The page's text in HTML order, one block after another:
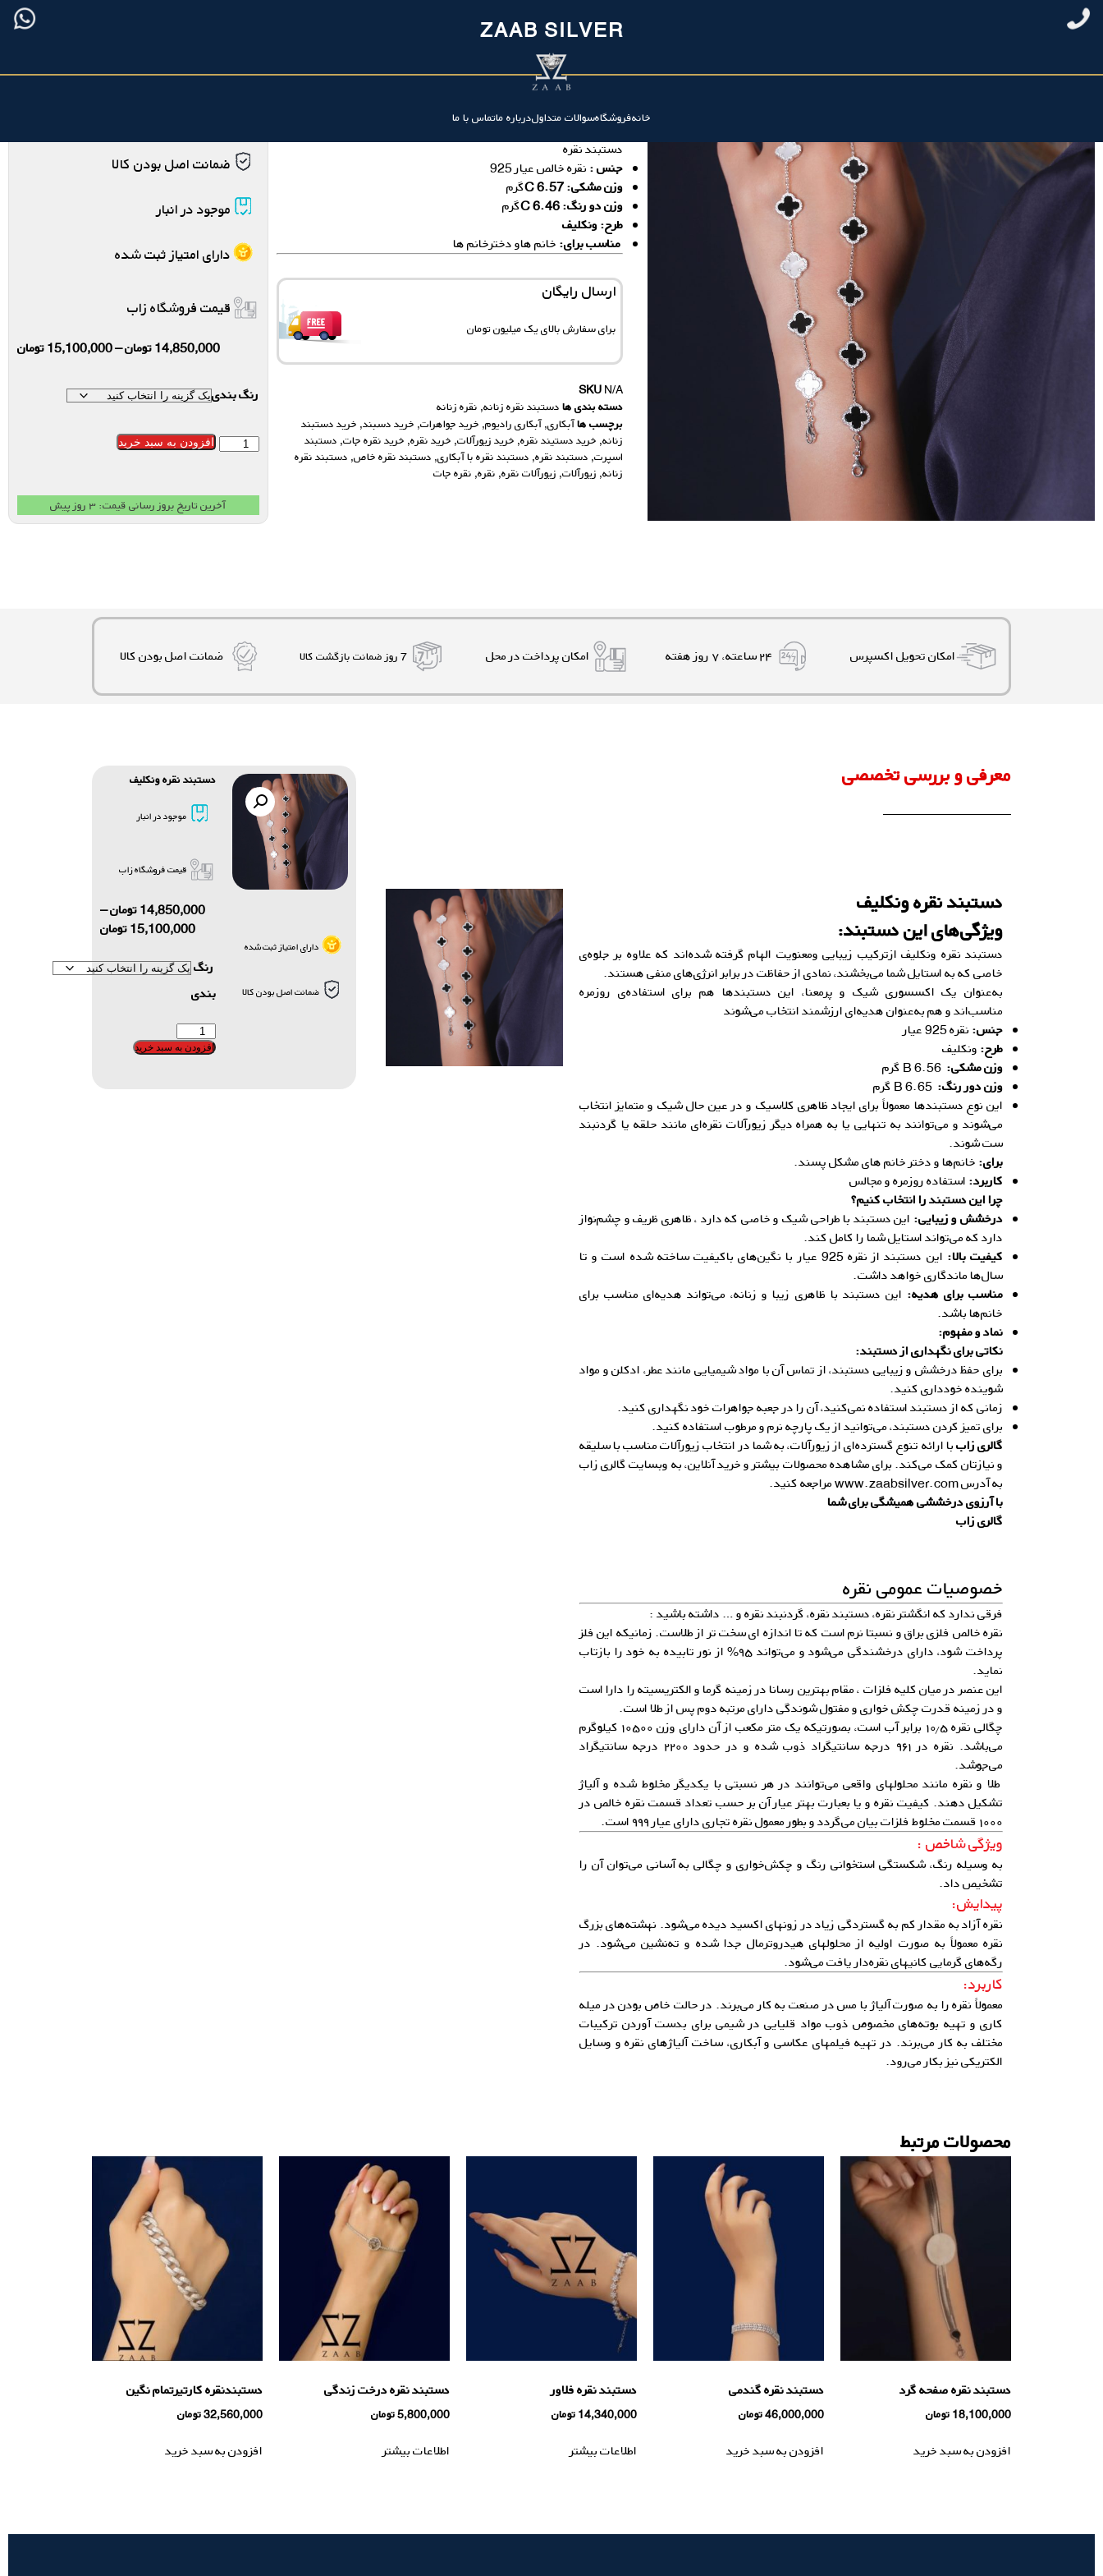
ZAAB SILVER
خانهفروشگاهسوالات متداولدرباره ماتماس با ما
خانه/
دستبند نقره ونکلیف
دستبند نقره
جنس : نقره خالص عیار 925
وزن مشکی: 6.57 C
گرم
وزن دو رنگ: 6.46 C
گرم
طرح: ونکلیف
مناسب برای: خانم‌ هاو دخترخانم ها
ارسال رایگان
برای سفارش‌ بالای یک میلیون تومان
SKU N/A
دسته بندی ها دستبند نقره زنانه, نقره زنانه
برچسب هاآبکاری,آبکاری رادیوم, خرید جواهرات, خرید دسبند, خرید دستبند
زنانه, خرید دستیند نقره, خرید زیورآلات, خرید نقره, خرید نقره جات, دستبند
اسپرت, دستبند نقره, دستبند نقره با آبکاری, دستبند نقره خاص, دستبند نقره
زنانه, زیورآلات, زیورآلات نقره, نقره, نقره جات
ضمانت اصل بودن کالا
موجود در انبار
دارای امتیاز ثبت شده
قیمت فروشگاه زاب
14,850,000تومان–
15,100,000تومان
رنگ بندی
افزودن به سبد خرید
آخرین تاریخ بروز رسانی قیمت: ۳ روز پیش
امکان تحویل اکسپرس ۲۴ ساعته، ۷ روز هفته امکان پرداخت در محل 7 روز ضمانت بازگشت کالا ضمانت اصل بودن کالا
معرفی و بررسی تخصصی
دستبند نقره ونکلیف
ویژگی‌های این دستبند:
دستبند نقره ونکلیف ازترکیب زیبایی ومعنویت الهام گرفته شده‌اند که علاوه بر جلوه‌ی
خاصی که به استایل شما می‌بخشند، نمادی از حفاظت در برابر انرژی‌های منفی هستند.
به‌عنوان یک اکسسوری شیک و پرمعنا، این دستبندها هم برای استفاده‌ی روزمره
مناسب‌اند و هم به‌عنوان هدیه‌ای ارزشمند انتخاب می‌شوند
جنس: نقره 925 عیار
طرح: ونکلیف
وزن مشکی:
وزن دور رنگ:
این نوع دستبندها معمولاً برای ایجاد ظاهری کلاسیک و در عین حال شیک و متمایز انتخاب
می‌شوند و می‌توانند به تنهایی یا به همراه دیگر زیورآلات نقره‌ای مانند حلقه یا گردنبند
ست شوند.
برای: خانم‌ها و دختر خانم های مشکل پسند.
کاربرد: استفاده روزمره و مجالس
چرا این دستبند را انتخاب کنیم؟
درخشش و زیبایی: این دستبند با طراحی شیک و خاصی که دارد ، ظاهری ظریف و چشم‌نواز
دارد که می‌تواند استایل شما را کامل کند.
کیفیت بالا:
این دستبند از نقره 925 عیار با نگین‌های باکیفیت ساخته شده است و تا
سال‌ها ماندگاری خواهد داشت.
مناسب برای هدیه: این دستبند با ظاهری زیبا و زنانه، می‌تواند هدیه‌ای مناسب برای
خانم‌ها باشد.
نماد و مفهوم:
نکاتی برای نگهداری از دستبند:
برای حفظ درخشش و زیبایی دستبند، از تماس آن با مواد شیمیایی مانند عطر، ادکلن و مواد
شوینده خودداری کنید.
زمانی که از دستبند استفاده نمی‌کنید، آن را در جعبه جواهرات خود نگهداری کنید.
برای تمیز کردن دستبند، می‌توانید از یک پارچه نرم و مرطوب استفاده کنید.
گالری زاببا ارائه تنوع گسترده‌ای از زیورآلات، به شما در انتخاب زیورآلات مناسب با سلیقه
و نیازتان کمک می‌کند. برای مشاهده محصولات بیشتر و خرید آنلاین، به وبسایت گالری زاب
به آدرسwww.zaabsilver.comمراجعه کنید.
با آرزوی درخششی همیشگی برای شما
گالری زاب
خصوصیات عمومی نقره
فرقی ندارد که انگشتر نقره، دستبند نقره، گردنبند نقره و … داشته باشید :
نقره خالص فلزی براق و نسبتا نرم است که تا اندازه ای سخت تر از طلاست. زمانیکه این فلز
پرداخت شود، دارای درخشندگی می‌شود و می‌تواند ۹۵% از نور تابیده به خود را بازتاب
نماید.
این عنصر در میان کلیه فلزات ، مقام بهترین رسانا در زمینه گرما و الکتریسیته را دارا است
و در زمینه قدرت چکش خواری و مفتول شوندگی دارای مرتبه دوم پس از طلا است.
چگالی نقره ۱۰٫۵ برابر آب است، بصورتیکه یک متر مکعب از آن دارای وزن ۱۰۵۰۰ کیلوگرم
می‌باشد. نقره در ۹۶۱ درجه سانتیگراد ذوب شده و در حدود ۲۲۰۰ درجه سانتیگراد
می‌جوشد.
طلا و نقره مانند محلولهای واقعی می‌توانند در هر نسبتی با یکدیگر مخلوط شده و آلیاژ
تشکیل دهند. کیفیت نقره و یا بعبارت بهتر عیار آن بر حسب تعداد قسمت نقره خالص در
۱۰۰۰ قسمت مخلوط فلزات بیان می‌گردد و بطور معمول نقره تجاری دارای عیار ۹۹۹ است.
ویژگی شاخص :
به وسیله رنگ، شکستگی استخوانی رنگ و چکش‌خواری و چگالی به آسانی می‌توان آن را
تشخیص داد.
پیدایش:
نقره آزاد به مقدار کم به گستردگی زیاد در زونهای اکسید دیده می‌شود. نهشته‌های بزرگ
نقره معمولاً به صورت اولیه از محلولهای هیدروترمال جدا شده و ته‌‌نشین می‌شود. در
رگه‌های گرمایی کانیهای نقره‌دار یافت می‌شود.
کاربرد:
معمولاً نقره را به صورت آلیاژ با مس در صنعت به کار می‌برند. در حالت خاص بودن در میله
کاری و تهیه بوته‌های مخصوص ذوب مواد قلیایی در شیمی برای بدست آوردن ترکیبات
مختلف به کار می‌برند. در تهیه فیلمهای عکاسی و آبکاری، ساختآلیاژهای نقرهو وسایل
الکتریکی نیز بکار می‌رود.
دارای امتیاز ثبت شده
ضمانت اصل بودن کالا
دستبند نقره ونکلیف
موجود در انبار
قیمت فروشگاه زاب
14,850,000تومان–
15,100,000تومان
رنگ
بندی
افزودن به سبد خرید
محصولات مرتبط
دستبند نقره صفحه گرد
18,100,000 تومان
افزودن به سبد خرید
دستبند نقره گندمی
46,000,000تومان
افزودن به سبد خرید
دستبند نقره فلاور
14,340,000 تومان
اطلاعات بیشتر
دستبند نقره درخت زندگی
5,800,000تومان
اطلاعات بیشتر
دستبندنقره کارتیرتمام نگین
32,560,000تومان
افزودن به سبد خرید